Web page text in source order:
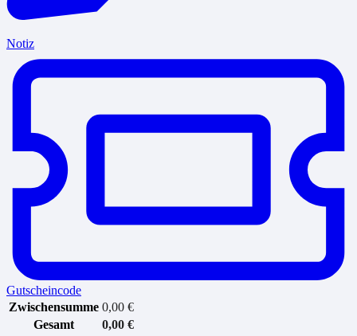
Notiz
Gutscheincode
Zwischensumme 0,00 €
Gesamt
0,00 €